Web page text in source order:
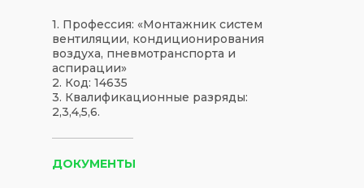
ДОКУМЕНТЫ
1. Профессия: «Монтажник систем
вентиляции, кондиционирования
воздуха, пневмотранспорта и
аспирации»
2. Код: 14635
3. Квалификационные разряды:
2,3,4,5,6.